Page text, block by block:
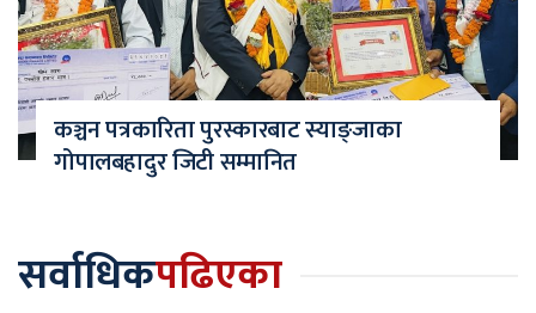
कञ्चन पत्रकारिता पुरस्कारबाट स्याङ्जाका
गोपालबहादुर जिटी सम्मानित
सर्वाधिकपढिएका